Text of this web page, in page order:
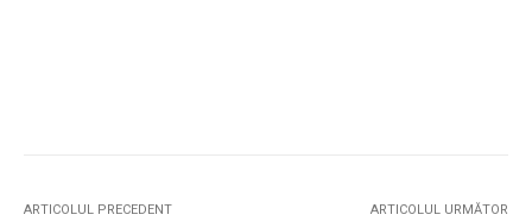
ARTICOLUL PRECEDENT ARTICOLUL URMĂTOR